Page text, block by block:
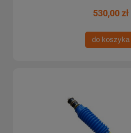
530,00 zł
do koszyka